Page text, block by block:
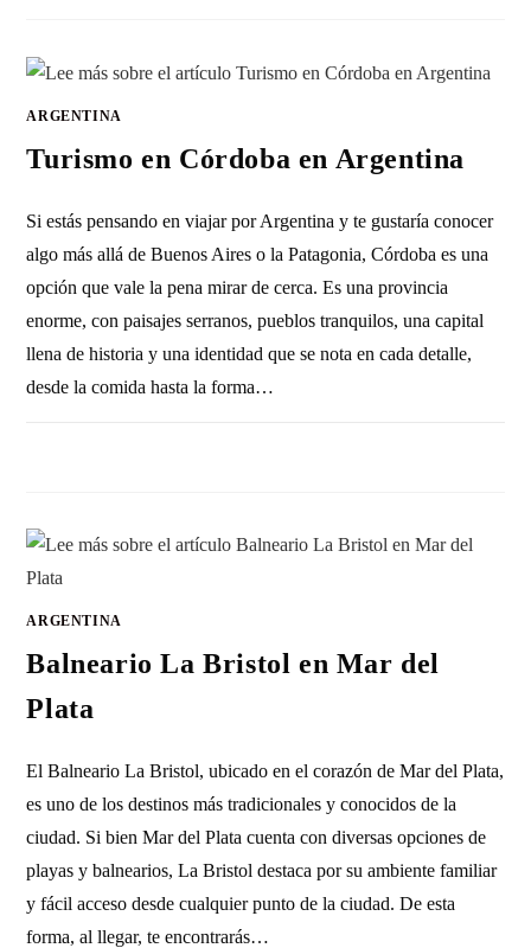
ARGENTINA
Turismo en Córdoba en Argentina
Si estás pensando en viajar por Argentina y te gustaría conocer
algo más allá de Buenos Aires o la Patagonia, Córdoba es una
opción que vale la pena mirar de cerca. Es una provincia
enorme, con paisajes serranos, pueblos tranquilos, una capital
llena de historia y una identidad que se nota en cada detalle,
desde la comida hasta la forma…
ARGENTINA
Balneario La Bristol en Mar del
Plata
El Balneario La Bristol, ubicado en el corazón de Mar del Plata,
es uno de los destinos más tradicionales y conocidos de la
ciudad. Si bien Mar del Plata cuenta con diversas opciones de
playas y balnearios, La Bristol destaca por su ambiente familiar
y fácil acceso desde cualquier punto de la ciudad. De esta
forma, al llegar, te encontrarás…